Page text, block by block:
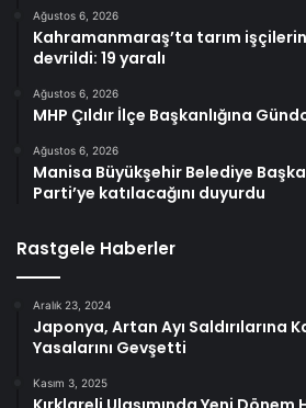
Ağustos 6, 2026
Kahramanmaraş’ta tarım
devrildi: 19 yaralı
Ağustos 6, 2026
MHP Çıldır İlçe Başkanlığına
Ağustos 6, 2026
Manisa Büyükşehir Belediye
Parti’ye katılacağını duyurdu
Rastgele Haberler
Aralık 23, 2024
Japonya, Artan Ayı Saldırılarına
Yasalarını Gevşetti
Kasım 3, 2025